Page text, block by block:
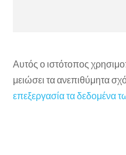
Αυτός ο ιστότοπος
μειώσει τα ανεπιθύμητα
επεξεργασία τα δεδομένα